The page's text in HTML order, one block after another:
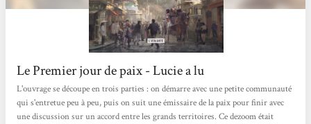
Le Premier jour de paix - Lucie a lu
L'ouvrage se découpe en trois parties : on démarre avec une petite communauté
qui s'entretue peu à peu, puis on suit une émissaire de la paix pour finir avec
une discussion sur un accord entre les grands territoires. Ce dezoom était